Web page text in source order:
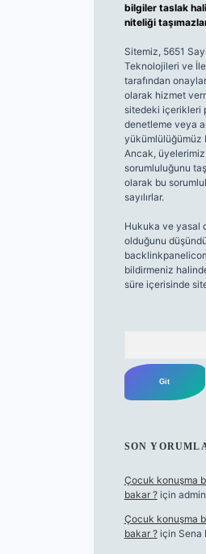
bilgiler taslak
niteliği
Sitemiz, 5651
Teknolojileri ve
tarafından
olarak hizmet
sitedeki içerikleri
denetleme veya
yükümlülüğümüz
Ancak, üyelerimiz
sorumluluğunu
olarak bu
sayılırlar.
Hukuka ve yasal
olduğunu
bildirmeniz
süre içerisinde
SON
Çocuk konuşma
bakar ?için admin
Çocuk konuşma
bakar ?için Sena